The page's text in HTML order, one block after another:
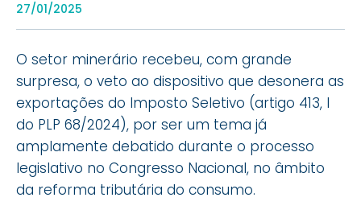
27/01/2025
O setor minerário recebeu, com grande
surpresa, o veto ao dispositivo que desonera as
exportações do Imposto Seletivo (artigo 413, I
do PLP 68/2024), por ser um tema já
amplamente debatido durante o processo
legislativo no Congresso Nacional, no âmbito
da reforma tributária do consumo.